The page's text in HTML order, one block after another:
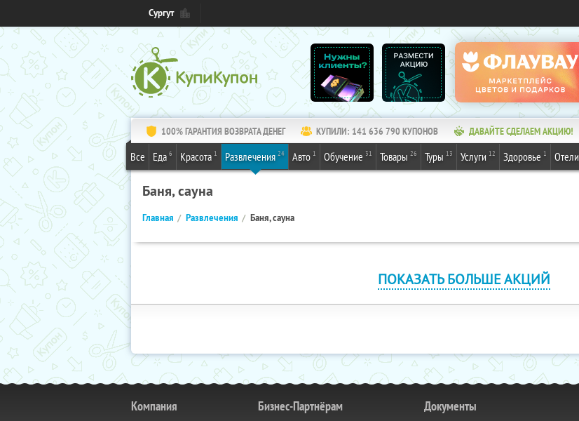
Сургут
100% ГАРАНТИЯ ВОЗВРАТА ДЕНЕГ КУПИЛИ: 141 636 791КУПОНОВ ДАВАЙТЕ СДЕЛАЕМ АКЦИЮ!
Все Еда 6 Красота 1 Развлечения 24 Авто 1 Обучение 31 Товары 26 Туры 13 Услуги 12 Здоровье 1 Отели
Баня, сауна
Главная Развлечения Баня, сауна
ПОКАЗАТЬ БОЛЬШЕ АКЦИЙ
Компания Бизнес-Партнёрам Документы